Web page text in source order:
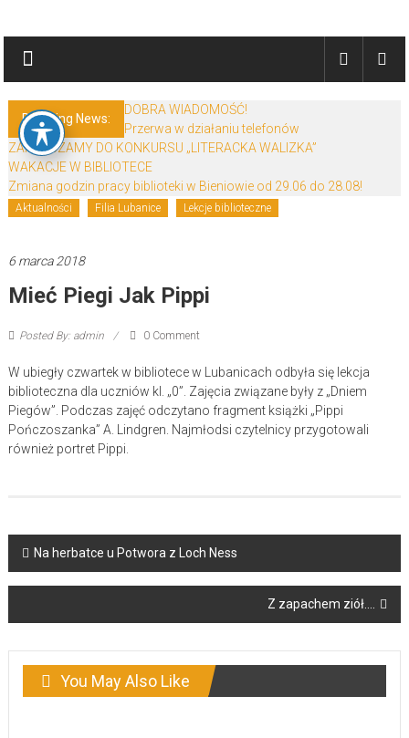
Biblioteki
Gminy
Żary
Biblioteki
Gminy
Żary
to
mieszczący
się
Powiecie
Breaking News:
DOBRA WIADOMOŚĆ!
Przerwa w działaniu telefonów
ZAPRASZAMY DO KONKURSU „LITERACKA WALIZKA”
WAKACJE W BIBLIOTECE
Zmiana godzin pracy biblioteki w Bieniowie od 29.06 do 28.08!
Aktualności Filia Lubanice Lekcje biblioteczne
6 marca 2018
Mieć Piegi Jak Pippi
Posted By: admin 0 Comment
W ubiegły czwartek w bibliotece w Lubanicach odbyła się lekcja
biblioteczna dla uczniów kl. „0”. Zajęcia związane były z „Dniem
Piegów”. Podczas zajęć odczytano fragment książki „Pippi
Pończoszanka” A. Lindgren. Najmłodsi czytelnicy przygotowali
również portret Pippi.
Post
navigation
Na herbatce u Potwora z Loch Ness
Z zapachem ziół….
You May Also Like